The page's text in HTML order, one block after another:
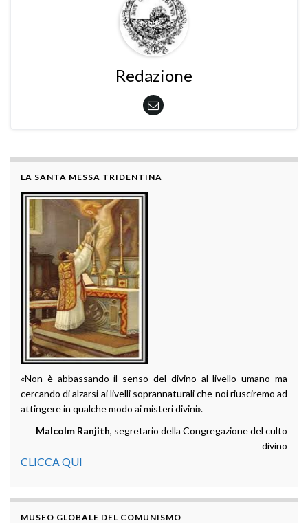
Redazione
LA SANTA MESSA TRIDENTINA
«Non è abbassando il senso del divino al livello umano ma
cercando di alzarsi ai livelli soprannaturali che noi riusciremo ad
attingere in qualche modo ai misteri divini».
Malcolm Ranjith, segretario della Congregazione del culto
divino
CLICCA QUI
MUSEO GLOBALE DEL COMUNISMO